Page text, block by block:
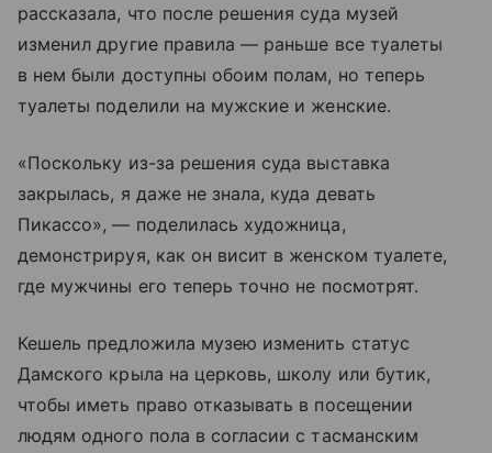
рассказала, что после решения суда музей
изменил другие правила — раньше все туалеты
в нем были доступны обоим полам, но теперь
туалеты поделили на мужские и женские.
«Поскольку из-за решения суда выставка
закрылась, я даже не знала, куда девать
Пикассо», — поделилась художница,
демонстрируя, как он висит в женском туалете,
где мужчины его теперь точно не посмотрят.
Кешель предложила музею изменить статус
Дамского крыла на церковь, школу или бутик,
чтобы иметь право отказывать в посещении
людям одного пола в согласии с тасманским